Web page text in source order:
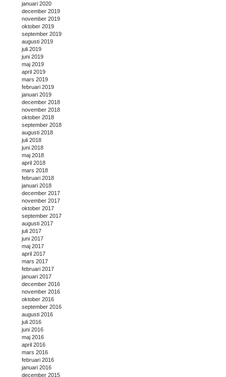
januari 2020
december 2019
november 2019
oktober 2019
september 2019
augusti 2019
juli 2019
juni 2019
maj 2019
april 2019
mars 2019
februari 2019
januari 2019
december 2018
november 2018
oktober 2018
september 2018
augusti 2018
juli 2018
juni 2018
maj 2018
april 2018
mars 2018
februari 2018
januari 2018
december 2017
november 2017
oktober 2017
september 2017
augusti 2017
juli 2017
juni 2017
maj 2017
april 2017
mars 2017
februari 2017
januari 2017
december 2016
november 2016
oktober 2016
september 2016
augusti 2016
juli 2016
juni 2016
maj 2016
april 2016
mars 2016
februari 2016
januari 2016
december 2015